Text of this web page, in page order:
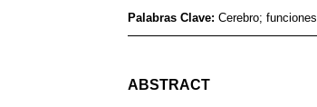
Palabras Clave: Cerebro;
ABSTRACT